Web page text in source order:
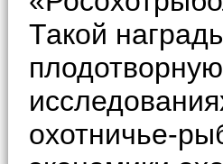
Такой
охотничье-